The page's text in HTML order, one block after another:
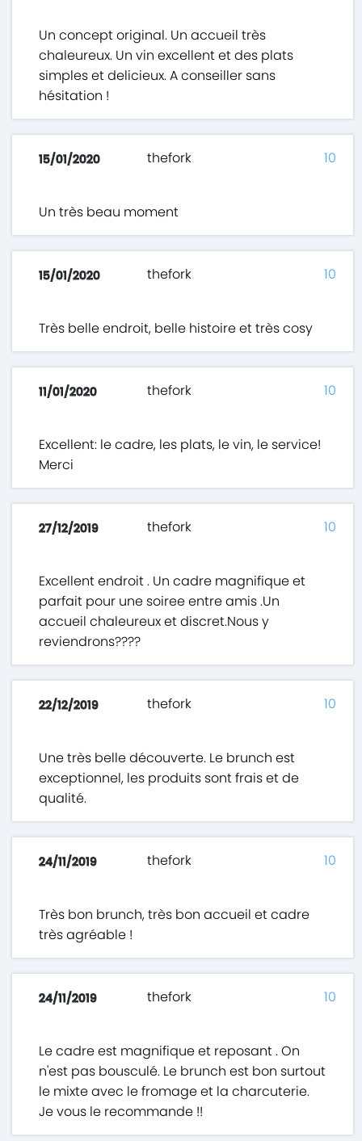
Un concept original. Un accueil très
chaleureux. Un vin excellent et des plats
simples et delicieux. A conseiller sans
hésitation !
15/01/2020 thefork
Un très beau moment
10
15/01/2020 thefork
Très belle endroit, belle histoire et très cosy
10
11/01/2020 thefork
Excellent: le cadre, les plats, le vin, le service!
Merci
10
27/12/2019 thefork
Excellent endroit . Un cadre magnifique et
parfait pour une soiree entre amis .Un
accueil chaleureux et discret.Nous y
reviendrons????
10
22/12/2019 thefork
Une très belle découverte. Le brunch est
exceptionnel, les produits sont frais et de
qualité.
10
24/11/2019 thefork
Très bon brunch, très bon accueil et cadre
très agréable !
10
24/11/2019 thefork
Le cadre est magnifique et reposant . On
n'est pas bousculé. Le brunch est bon surtout
le mixte avec le fromage et la charcuterie.
Je vous le recommande !!
10